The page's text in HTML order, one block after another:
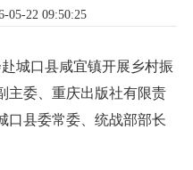
05-22 09:50:25
城口县咸宜镇开展乡村振
主委、重庆出版社有限责
口县委常委、统战部部长